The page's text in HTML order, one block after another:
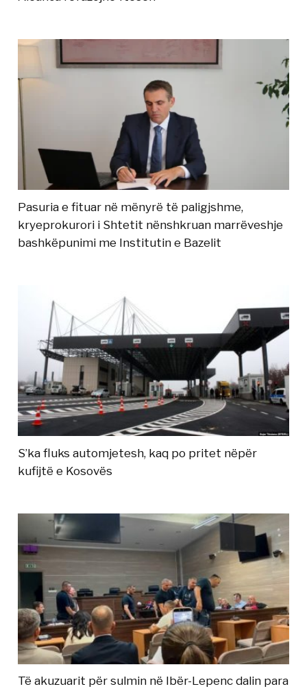
Pasuria e fituar në mënyrë të paligjshme,
kryeprokurori i Shtetit nënshkruan marrëveshje
bashkëpunimi me Institutin e Bazelit
S’ka fluks automjetesh, kaq po pritet nëpër
kufijtë e Kosovës
Të akuzuarit për sulmin në Ibër-Lepenc dalin para